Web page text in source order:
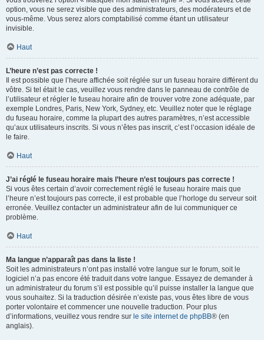
option, vous ne serez visible que des administrateurs, des modérateurs et de
vous-même. Vous serez alors comptabilisé comme étant un utilisateur
invisible.
Haut
L’heure n’est pas correcte !
Il est possible que l’heure affichée soit réglée sur un fuseau horaire différent du
vôtre. Si tel était le cas, veuillez vous rendre dans le panneau de contrôle de
l’utilisateur et régler le fuseau horaire afin de trouver votre zone adéquate, par
exemple Londres, Paris, New York, Sydney, etc. Veuillez noter que le réglage
du fuseau horaire, comme la plupart des autres paramètres, n’est accessible
qu’aux utilisateurs inscrits. Si vous n’êtes pas inscrit, c’est l’occasion idéale de
le faire.
Haut
J’ai réglé le fuseau horaire mais l’heure n’est toujours pas correcte !
Si vous êtes certain d’avoir correctement réglé le fuseau horaire mais que
l’heure n’est toujours pas correcte, il est probable que l’horloge du serveur soit
erronée. Veuillez contacter un administrateur afin de lui communiquer ce
problème.
Haut
Ma langue n’apparaît pas dans la liste !
Soit les administrateurs n’ont pas installé votre langue sur le forum, soit le
logiciel n’a pas encore été traduit dans votre langue. Essayez de demander à
un administrateur du forum s’il est possible qu’il puisse installer la langue que
vous souhaitez. Si la traduction désirée n’existe pas, vous êtes libre de vous
porter volontaire et commencer une nouvelle traduction. Pour plus
d’informations, veuillez vous rendre sur le site internet de phpBB® (en
anglais).